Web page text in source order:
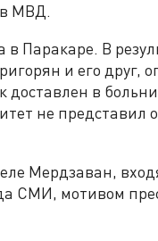
МВД.
Паракаре. В
и его друг,
доставлен в
не представил
Мердзаван,
СМИ, мотивом